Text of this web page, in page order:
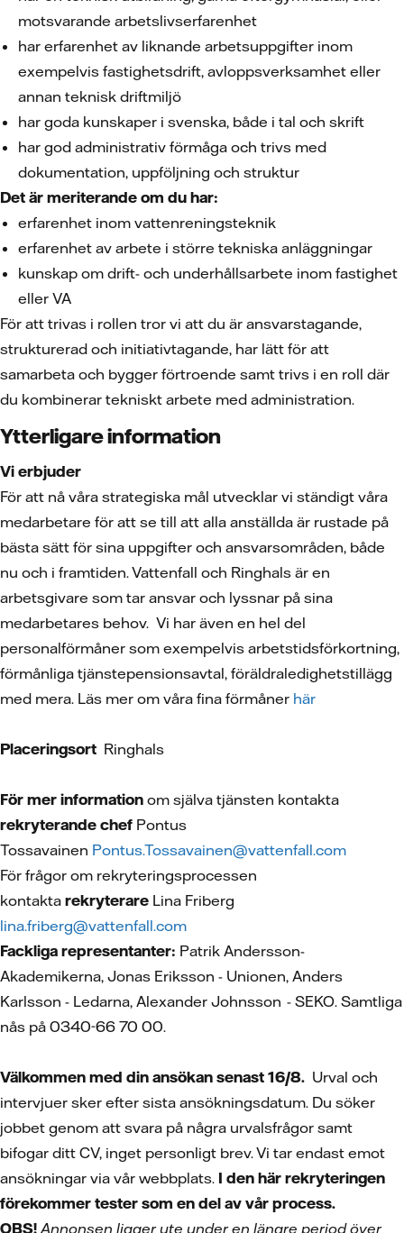
motsvarande arbetslivserfarenhet
har erfarenhet av liknande arbetsuppgifter inom
exempelvis fastighetsdrift, avloppsverksamhet eller
annan teknisk driftmiljö
har goda kunskaper i svenska, både i tal och skrift
har god administrativ förmåga och trivs med
dokumentation, uppföljning och struktur
Det är meriterande om du har:
erfarenhet inom vattenreningsteknik
erfarenhet av arbete i större tekniska anläggningar
kunskap om drift- och underhållsarbete inom fastighet
eller VA
För att trivas i rollen tror vi att du är ansvarstagande,
strukturerad och initiativtagande, har lätt för att
samarbeta och bygger förtroende samt trivs i en roll där
du kombinerar tekniskt arbete med administration.
Ytterligare information
Vi erbjuder
För att nå våra strategiska mål utvecklar vi ständigt våra
medarbetare för att se till att alla anställda är rustade på
bästa sätt för sina uppgifter och ansvarsområden, både
nu och i framtiden. Vattenfall och Ringhals är en
arbetsgivare som tar ansvar och lyssnar på sina
medarbetares behov. Vi har även en hel del
personalförmåner som exempelvis arbetstidsförkortning,
förmånliga tjänstepensionsavtal, föräldraledighetstillägg
med mera. Läs mer om våra fina förmåner här
Placeringsort Ringhals
För mer information om själva tjänsten kontakta
rekryterande chef Pontus
Tossavainen Pontus.Tossavainen@vattenfall.com
För frågor om rekryteringsprocessen
kontakta rekryterare Lina Friberg
lina.friberg@vattenfall.com
Fackliga representanter: Patrik Andersson-
Akademikerna, Jonas Eriksson - Unionen, Anders
Karlsson - Ledarna, Alexander Johnsson - SEKO. Samtliga
nås på 0340-66 70 00.
Välkommen med din ansökan senast 16/8. Urval och
intervjuer sker efter sista ansökningsdatum. Du söker
jobbet genom att svara på några urvalsfrågor samt
bifogar ditt CV, inget personligt brev. Vi tar endast emot
ansökningar via vår webbplats. I den här rekryteringen
förekommer tester som en del av vår process.
OBS! Annonsen ligger ute under en längre period över